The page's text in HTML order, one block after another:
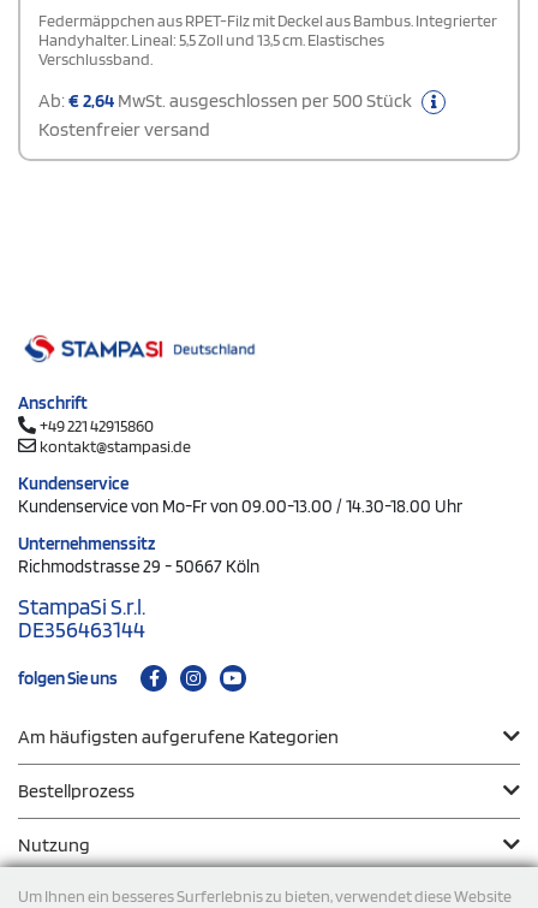
Um Ihnen ein besseres Surferlebnis zu bieten, verwendet diese Website
Federmäppchen aus RPET-Filz mit Deckel aus Bambus. Integrierter
Handyhalter. Lineal: 5,5 Zoll und 13,5 cm. Elastisches
Verschlussband.
Ab:€2,64 MwSt. ausgeschlossen per 500 Stück
Kostenfreier versand
Anschrift
+49 221 42915860
kontakt@stampasi.de
Kundenservice
Kundenservice von Mo-Fr von 09.00-13.00 / 14.30-18.00 Uhr
Unternehmenssitz
Richmodstrasse 29 - 50667 Köln
StampaSi S.r.l.
DE356463144
folgen Sie uns
Am häufigsten aufgerufene Kategorien
Bestellprozess
Nutzung